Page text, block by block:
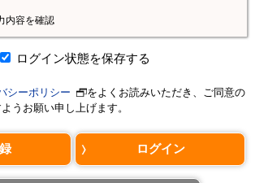
内容を確認
ログイン状態を保存する
シーポリシー
をよくお読みいただき、ご同意の
うお願い申し上げます。